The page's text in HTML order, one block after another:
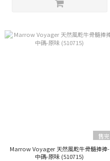
售完
Marrow Voyager 天然風乾牛骨髓捧捧-
中碼-原味 (510715)